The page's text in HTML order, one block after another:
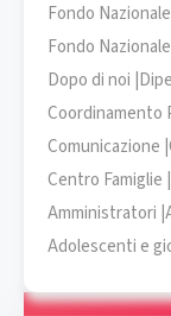
Fondo
Fondo
Dopo di noi |
Coordinamento
Comunicazione |
Centro Famiglie |
Amministratori |
Adolescenti e